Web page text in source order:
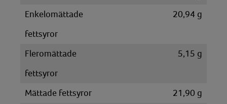
Enkelomättade
fettsyror
20,94 g
Fleromättade
fettsyror
5,15 g
Mättade fettsyror
21,90 g